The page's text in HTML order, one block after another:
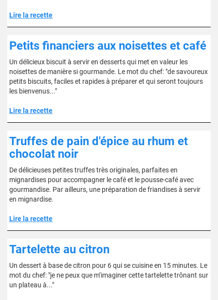
Lire la recette
Petits financiers aux noisettes et café
Un délicieux biscuit à servir en desserts qui met en valeur les
noisettes de manière si gourmande. Le mot du chef: "de savoureux
petits biscuits, faciles et rapides à préparer et qui seront toujours
les bienvenus..."
Lire la recette
Truffes de pain d'épice au rhum et
chocolat noir
De délicieuses petites truffes très originales, parfaites en
mignardises pour accompagner le café et le pousse-café avec
gourmandise. Par ailleurs, une préparation de friandises à servir
en mignardise.
Lire la recette
Tartelette au citron
Un dessert à base de citron pour 6 qui se cuisine en 15 minutes. Le
mot du chef: "je ne peux que m’imaginer cette tartelette trônant sur
un plateau à..."